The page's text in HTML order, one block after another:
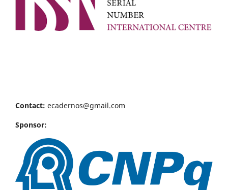
Contact: ecadernos@gmail.com
Sponsor: